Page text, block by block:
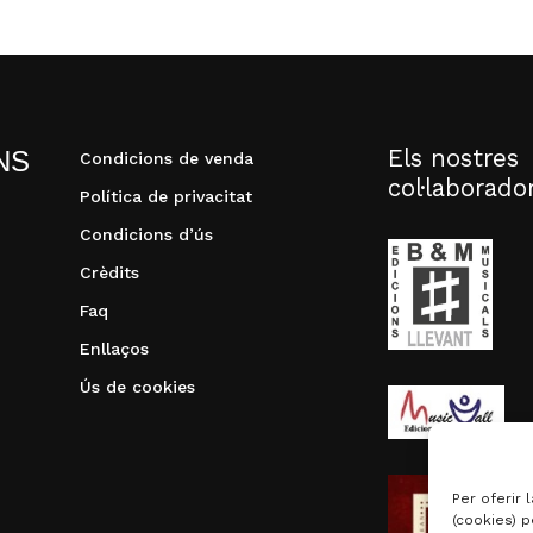
Per oferir
(cookies)
Condicions de venda
Política de privacitat
Condicions d’ús
Crèdits
Faq
Enllaços
Ús de cookies
Els nostres